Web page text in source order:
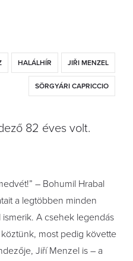
HALÁLHÍR JIŘI MENZEL
SÖRGYÁRI CAPRICCIO
82 éves volt.
– Bohumil Hrabal
a legtöbben minden
A csehek legendás
most pedig követte
Jiří Menzel is – a